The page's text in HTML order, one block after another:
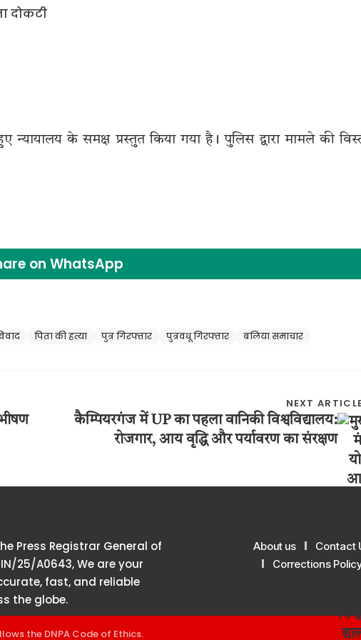
दोकटी
न्यायालय के समक्ष प्रस्तुत किया गया है। पुलिस द्वारा मामले की
on WhatsApp
पिता की हत्या पुत्र गिरफ्तार पुत्रवधू गिरफ्तार बलिया समाचार
NEXT
कैम्पियरगंज में UP का पहला वानिकी विश्वविद्यालय:
रोजगार, आय वृद्धि और पर्यावरण का संरक्षण
Press Registrar General of
25/A0643, We are your
fast, and reliable
the globe.
About us
Contact
Corrections
the DNPA Code of Ethics.